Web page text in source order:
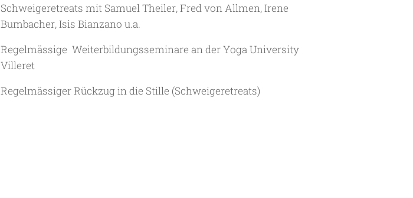
Schweigeretreats mit Samuel Theiler, Fred von Allmen, Irene
Bumbacher, Isis Bianzano u.a.
Regelmässige Weiterbildungsseminare an der Yoga University
Villeret
Regelmässiger Rückzug in die Stille (Schweigeretreats)